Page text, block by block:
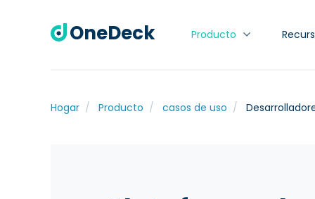
OneDeck Producto
Hogar Producto casos de uso